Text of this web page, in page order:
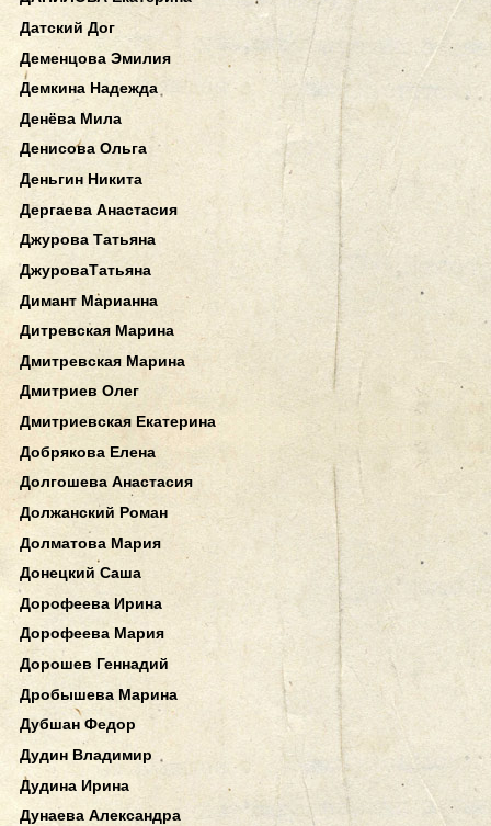
Датский Дог
Деменцова Эмилия
Демкина Надежда
Денёва Мила
Денисова Ольга
Деньгин Никита
Дергаева Анастасия
Джурова Татьяна
ДжуроваТатьяна
Димант Марианна
Дитревская Марина
Дмитревская Марина
Дмитриев Олег
Дмитриевская Екатерина
Добрякова Елена
Долгошева Анастасия
Должанский Роман
Долматова Мария
Донецкий Саша
Дорофеева Ирина
Дорофеева Мария
Дорошев Геннадий
Дробышева Марина
Дубшан Федор
Дудин Владимир
Дудина Ирина
Дунаева Александра